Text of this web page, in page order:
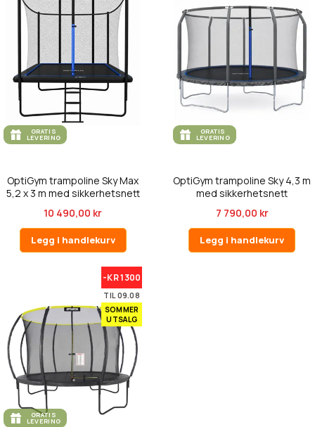
GRATIS
LEVERING
OptiGym trampoline Sky Max
5,2 x 3 m med sikkerhetsnett
10 490,00 kr
Legg i handlekurv
GRATIS
LEVERING
OptiGym trampoline Sky 4,3 m
med sikkerhetsnett
7 790,00 kr
Legg i handlekurv
-KR 1300
TIL 09.08
SOMMER
UTSALG
GRATIS
LEVERING